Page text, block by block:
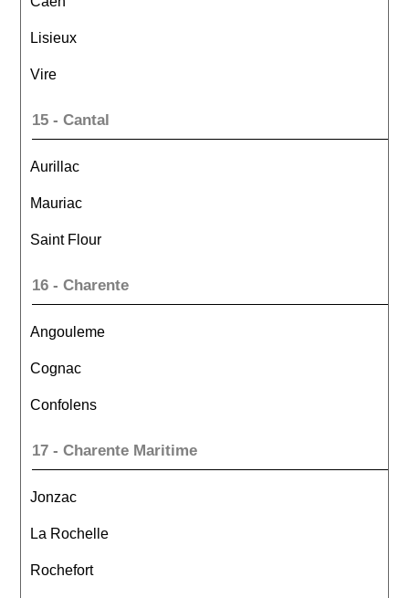
Lisieux
Vire
15 - Cantal
Aurillac
Mauriac
Saint Flour
16 - Charente
Angouleme
Cognac
Confolens
17 - Charente Maritime
Jonzac
La Rochelle
Rochefort